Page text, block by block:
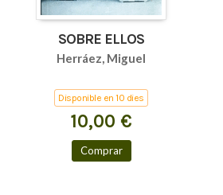
SOBRE ELLOS
Herráez, Miguel
Disponible en 10 dies
10,00 €
Comprar